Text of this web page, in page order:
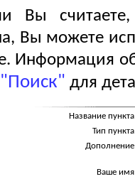
Вы
Вы можете
Информация
для
Название
Тип
Ваше